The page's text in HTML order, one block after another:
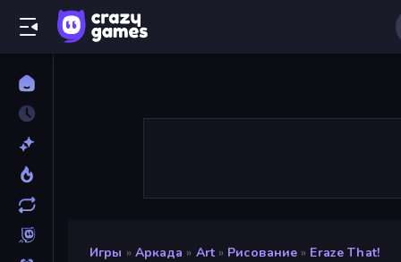
Игры » Аркада » Art » Рисование » Eraze That!